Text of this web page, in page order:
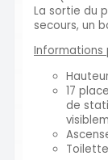
La sortie du
secours, un
Informations
17
de